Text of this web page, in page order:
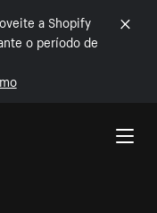
a Shopify
o período de